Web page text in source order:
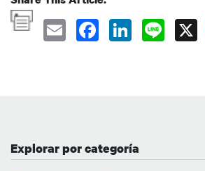
Explorar por categoría